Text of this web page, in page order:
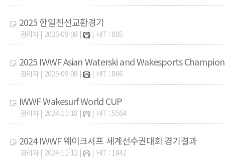
2025 한일친선교환경기
관리자 | 2025-09-08 | | HIT : 885
2025 IWWF Asian Waterski and Wakesports
관리자 | 2025-09-08 | | HIT : 866
IWWF Wakesurf World CUP
관리자 | 2024-11-18 | | HIT : 5564
2024 IWWF 웨이크서프 세계선수권대회 경기결과
관리자 | 2024-11-12 | | HIT : 1842